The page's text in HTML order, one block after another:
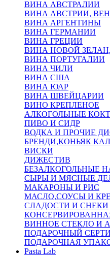
ВИНА АВСТРАЛИИ
ВИНА АВСТРИИ,
ВИНА АРГЕНТИНЫ
ВИНА ГЕРМАНИИ
ВИНА ГРЕЦИИ
ВИНА НОВОЙ
ВИНА ПОРТУГАЛИИ
ВИНА ЧИЛИ
ВИНА США
ВИНА ЮАР
ВИНА ШВЕЙЦАРИИ
ВИНО КРЕПЛЕНОЕ
АЛКОГОЛЬНЫЕ
ПИВО И СИДР
ВОДКА И ПРОЧИЕ
БРЕНДИ,КОНЬЯК
ВИСКИ
ДИЖЕСТИВ
БЕЗАЛКОГОЛЬНЫЕ
СЫРЫ И МЯСНЫЕ
МАКАРОНЫ И РИС
МАСЛО,СОУСЫ И
СЛАДОСТИ И СНЕКИ
ВИННОЕ СТЕКЛО И
ПОДАРОЧНЫЙ
ПОДАРОЧНАЯ
Pasta Lab